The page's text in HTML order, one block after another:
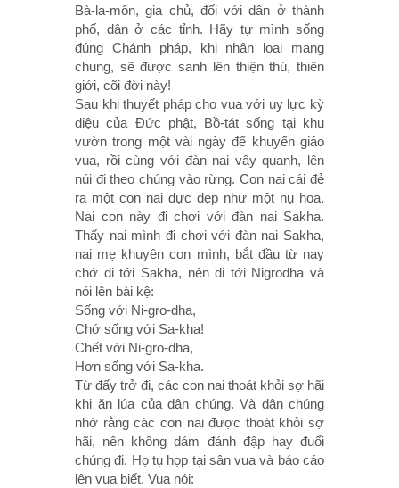
Bà-la-môn, gia chủ, đối với dân ở thành
phố, dân ở các tỉnh. Hãy tự mình sống
đúng Chánh pháp, khi nhân loại mạng
chung, sẽ được sanh lên thiện thú, thiên
giới, cõi đời này!
Sau khi thuyết pháp cho vua với uy lực kỳ
diệu của Ðức phật, Bồ-tát sống tại khu
vườn trong một vài ngày để khuyến giáo
vua, rồi cùng với đàn nai vây quanh, lên
núi đi theo chúng vào rừng. Con nai cái đẻ
ra một con nai đực đẹp như một nụ hoa.
Nai con này đi chơi với đàn nai Sakha.
Thấy nai mình đi chơi với đàn nai Sakha,
nai mẹ khuyên con mình, bắt đầu từ nay
chớ đi tới Sakha, nên đi tới Nigrodha và
nói lên bài kệ:
Sống với Ni-gro-dha,
Chớ sống với Sa-kha!
Chết với Ni-gro-dha,
Hơn sống với Sa-kha.
Từ đấy trở đi, các con nai thoát khỏi sợ hãi
khi ăn lúa của dân chúng. Và dân chúng
nhớ rằng các con nai được thoát khỏi sợ
hãi, nên không dám đánh đập hay đuổi
chúng đi. Họ tụ họp tại sân vua và báo cáo
lên vua biết. Vua nói: